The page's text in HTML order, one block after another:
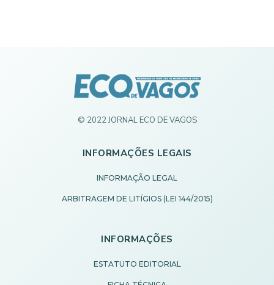
© 2022 JORNAL ECO DE VAGOS
INFORMAÇÕES LEGAIS
INFORMAÇÃO LEGAL
ARBITRAGEM DE LITÍGIOS (LEI 144/2015)
INFORMAÇÕES
ESTATUTO EDITORIAL